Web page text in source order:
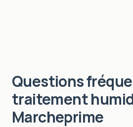
Questions
traitement
Marcheprime